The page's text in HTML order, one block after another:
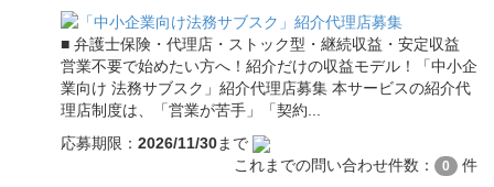
■ 弁護士保険・代理店・ストック型・継続収益・安定収益
営業不要で始めたい方へ！紹介だけの収益モデル！「中小企
業向け 法務サブスク」紹介代理店募集 本サービスの紹介代
理店制度は、「営業が苦手」「契約...
応募期限： 2026/11/30まで
これまでの問い合わせ件数：
0
件